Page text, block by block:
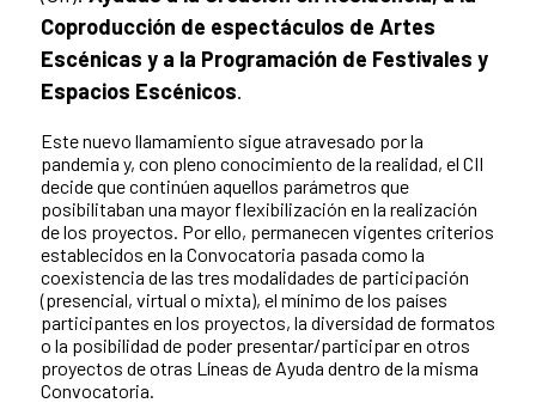
Coproducción de espectáculos de Artes
Escénicas y a la Programación de Festivales y
Espacios Escénicos.
Este nuevo llamamiento sigue atravesado por la
pandemia y, con pleno conocimiento de la realidad, el CII
decide que continúen aquellos parámetros que
posibilitaban una mayor flexibilización en la realización
de los proyectos. Por ello, permanecen vigentes criterios
establecidos en la Convocatoria pasada como la
coexistencia de las tres modalidades de participación
(presencial, virtual o mixta), el mínimo de los países
participantes en los proyectos, la diversidad de formatos
o la posibilidad de poder presentar/participar en otros
proyectos de otras Líneas de Ayuda dentro de la misma
Convocatoria.